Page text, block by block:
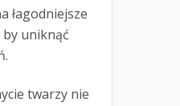
łagodniejsze
uniknąć
twarzy nie